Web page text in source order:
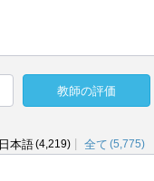
教師の評価
日本語(4,219) 全て (5,775)